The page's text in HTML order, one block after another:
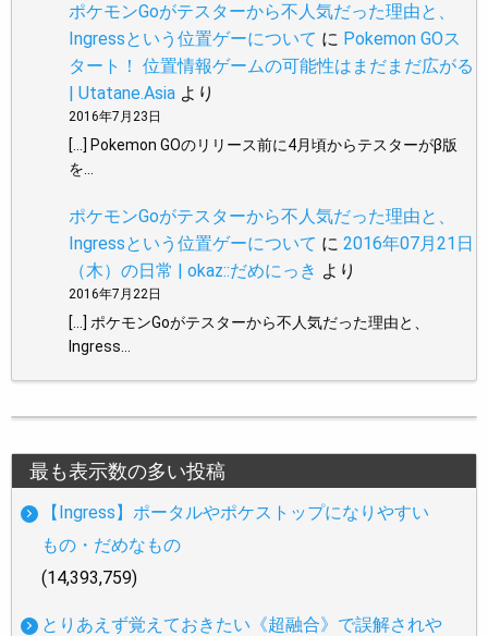
ポケモンGoがテスターから不人気だった理由と、
Ingressという位置ゲーについて に Pokemon GOス
タート！ 位置情報ゲームの可能性はまだまだ広がる
| Utatane.Asia より
2016年7月23日
[…] Pokemon GOのリリース前に4月頃からテスターがβ版
を…
ポケモンGoがテスターから不人気だった理由と、
Ingressという位置ゲーについて に 2016年07月21日
（木）の日常 | okaz::だめにっき より
2016年7月22日
[…] ポケモンGoがテスターから不人気だった理由と、
Ingress…
最も表示数の多い投稿
【Ingress】ポータルやポケストップになりやすい
もの・だめなもの
(14,393,759)
とりあえず覚えておきたい《超融合》で誤解されや